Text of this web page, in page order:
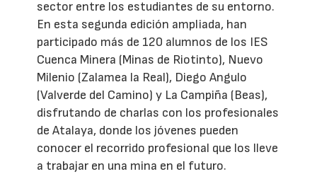
sector entre los estudiantes de su entorno.
En esta segunda edición ampliada, han
participado más de 120 alumnos de los IES
Cuenca Minera (Minas de Riotinto), Nuevo
Milenio (Zalamea la Real), Diego Angulo
(Valverde del Camino) y La Campiña (Beas),
disfrutando de charlas con los profesionales
de Atalaya, donde los jóvenes pueden
conocer el recorrido profesional que los lleve
a trabajar en una mina en el futuro.